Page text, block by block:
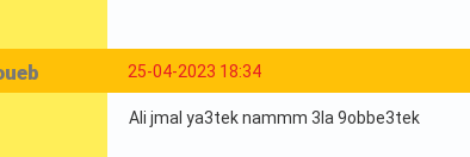
25-04-2023 18:34
Ali jmal ya3tek nammm 3la 9obbe3tek